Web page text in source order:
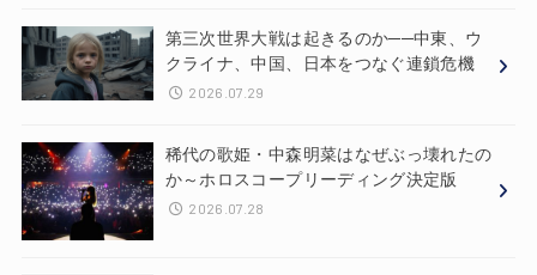
第三次世界大戦は起きるのか──中東、ウ
クライナ、中国、日本をつなぐ連鎖危機
2026.07.29
稀代の歌姫・中森明菜はなぜぶっ壊れたの
か～ホロスコープリーディング決定版
2026.07.28